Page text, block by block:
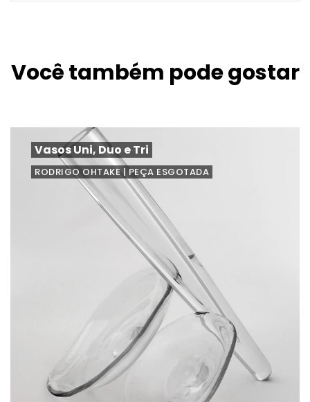
Você também pode gostar
Vasos Uni, Duo e Tri
RODRIGO OHTAKE | PEÇA ESGOTADA